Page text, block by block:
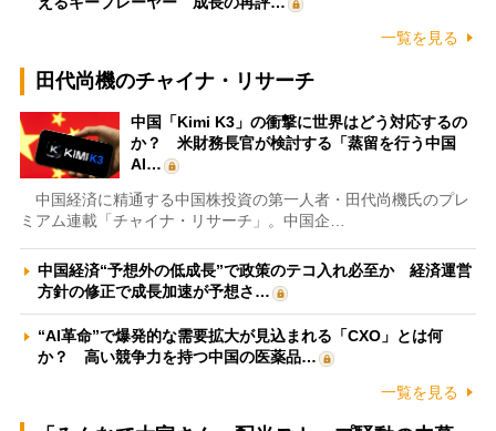
一覧を見る
田代尚機のチャイナ・リサーチ
中国「Kimi K3」の衝撃に世界はどう対応するの
か？ 米財務長官が検討する「蒸留を行う中国
AI…
中国経済に精通する中国株投資の第一人者・田代尚機氏のプレ
ミアム連載「チャイナ・リサーチ」。中国企…
中国経済“予想外の低成長”で政策のテコ入れ必至か 経済運営
方針の修正で成長加速が予想さ…
“AI革命”で爆発的な需要拡大が見込まれる「CXO」とは何
か？ 高い競争力を持つ中国の医薬品…
一覧を見る